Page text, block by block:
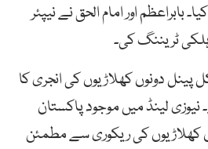
بابراعظم اور امام الحق نے نیپئر
ٹریننگ کی۔
پینل دونوں کھلاڑیوں کی انجری کا
لینڈ میں موجود پاکستان
کھلاڑیوں کی ریکوری سے مطمئن